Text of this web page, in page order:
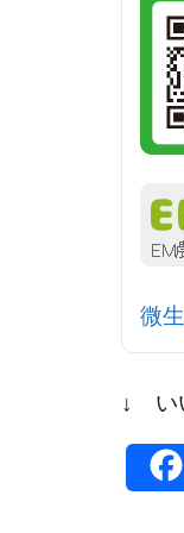
微
↓ い